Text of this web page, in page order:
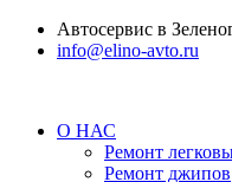
Автосервис в
info@elino-avto.ru
О НАС
Ремонт
Ремонт джипов